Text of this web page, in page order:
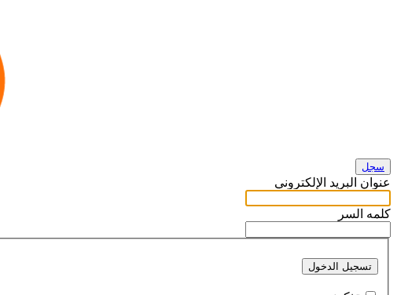
سجل
عنوان البريد الإلكتروني
كلمه السر
تسجيل الدخول